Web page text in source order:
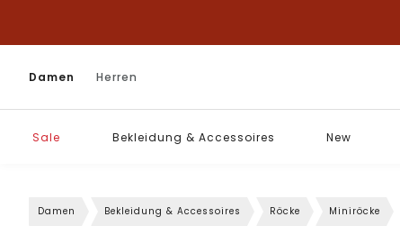
Damen Herren
Sale Bekleidung & Accessoires New
Damen Bekleidung & Accessoires Röcke Miniröcke